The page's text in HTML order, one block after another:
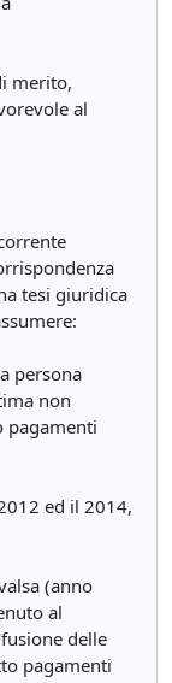
merito,
al
tesi giuridica
persona
non
pagamenti
ed il 2014,
(anno
al
delle
pagamenti